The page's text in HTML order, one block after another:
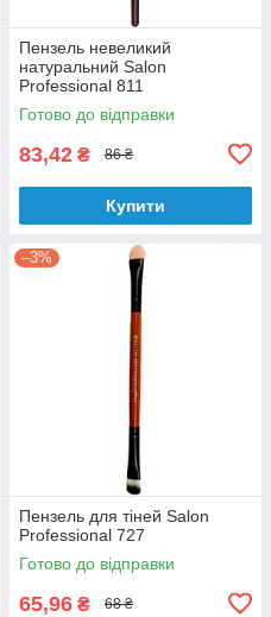
Пензель невеликий
натуральний Salon
Professional 811
Готово до відправки
83,42 ₴ 86 ₴
Купити
–3%
Пензель для тіней Salon
Professional 727
Готово до відправки
65,96 ₴ 68 ₴